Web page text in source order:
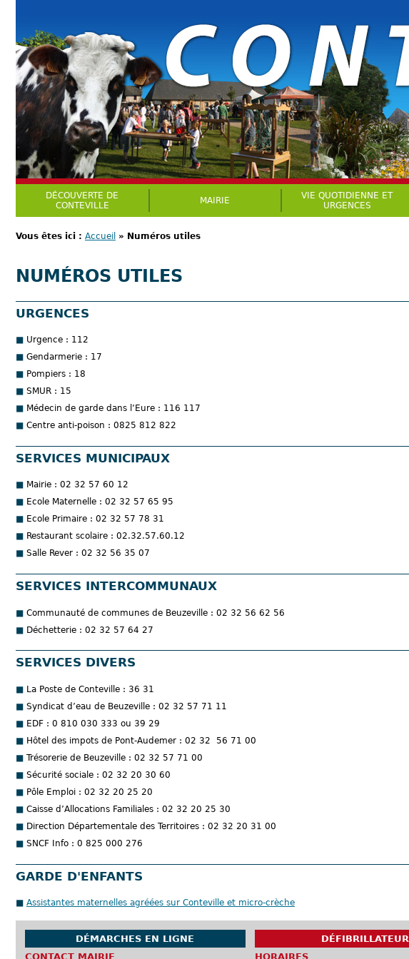
Vous êtes ici : Accueil » Numéros utiles
NUMÉROS UTILES
URGENCES
Urgence : 112
Gendarmerie : 17
Pompiers : 18
SMUR : 15
Médecin de garde dans l’Eure : 116 117
Centre anti-poison : 0825 812 822
SERVICES MUNICIPAUX
Mairie : 02 32 57 60 12
Ecole Maternelle : 02 32 57 65 95
Ecole Primaire : 02 32 57 78 31
Restaurant scolaire : 02.32.57.60.12
Salle Rever : 02 32 56 35 07
SERVICES INTERCOMMUNAUX
Communauté de communes de Beuzeville : 02 32 56 62 56
Déchetterie : 02 32 57 64 27
SERVICES DIVERS
La Poste de Conteville : 36 31
Syndicat d’eau de Beuzeville : 02 32 57 71 11
EDF : 0 810 030 333 ou 39 29
Hôtel des impots de Pont-Audemer : 02 32 56 71 00
Trésorerie de Beuzeville : 02 32 57 71 00
Sécurité sociale : 02 32 20 30 60
Pôle Emploi : 02 32 20 25 20
Caisse d’Allocations Familiales : 02 32 20 25 30
Direction Départementale des Territoires : 02 32 20 31 00
SNCF Info : 0 825 000 276
GARDE D'ENFANTS
Assistantes maternelles agréées sur Conteville et micro-crèche
DÉCOUVERTE DE
CONTEVILLE
MAIRIE
VIE QUOTIDIENNE ET
URGENCES
DÉMARCHES EN LIGNE DÉFIBRILLATEUR
CONTACT MAIRIE
HORAIRES